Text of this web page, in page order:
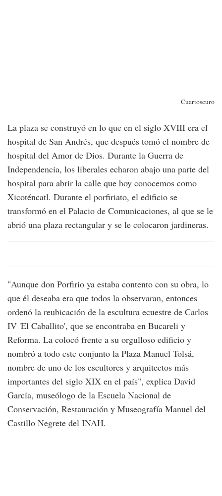
Cuartoscuro
La plaza se construyó en lo que en el siglo XVIII era el
hospital de San Andrés, que después tomó el nombre de
hospital del Amor de Dios. Durante la Guerra de
Independencia, los liberales echaron abajo una parte del
hospital para abrir la calle que hoy conocemos como
Xicoténcatl. Durante el porfiriato, el edificio se
transformó en el Palacio de Comunicaciones, al que se le
abrió una plaza rectangular y se le colocaron jardineras.
"Aunque don Porfirio ya estaba contento con su obra, lo
que él deseaba era que todos la observaran, entonces
ordenó la reubicación de la escultura ecuestre de Carlos
IV 'El Caballito', que se encontraba en Bucareli y
Reforma. La colocó frente a su orgulloso edificio y
nombró a todo este conjunto la Plaza Manuel Tolsá,
nombre de uno de los escultores y arquitectos más
importantes del siglo XIX en el país", explica David
García, museólogo de la Escuela Nacional de
Conservación, Restauración y Museografía Manuel del
Castillo Negrete del INAH.